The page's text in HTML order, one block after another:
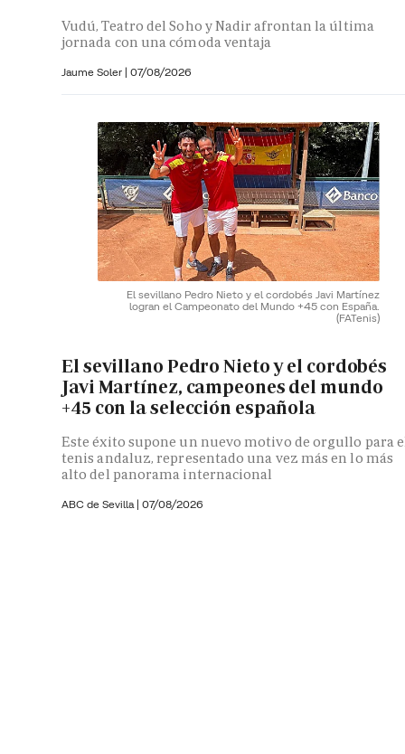
Vudú, Teatro del Soho y Nadir afrontan la última
jornada con una cómoda ventaja
Jaume Soler | 07/08/2026
El sevillano Pedro Nieto y el cordobés Javi Martínez
logran el Campeonato del Mundo +45 con España.
(FATenis)
El sevillano Pedro Nieto y el cordobés
Javi Martínez, campeones del mundo
+45 con la selección española
Este éxito supone un nuevo motivo de orgullo para
tenis andaluz, representado una vez más en lo más
alto del panorama internacional
ABC de Sevilla | 07/08/2026